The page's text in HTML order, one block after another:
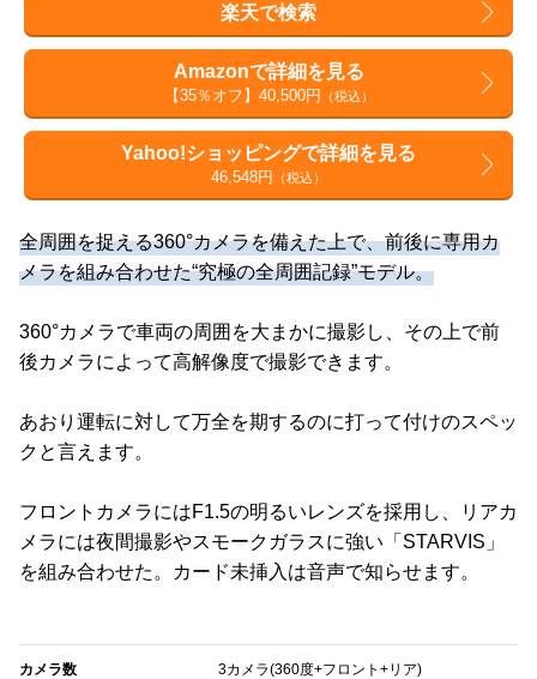
楽天で検索
Amazonで詳細を見る
【35％オフ】40,500円 （税込）
Yahoo!ショッピングで詳細を見る
46,548円 （税込）
全周囲を捉える360°カメラを備えた上で、前後に専用カ
メラを組み合わせた“究極の全周囲記録”モデル。
360°カメラで車両の周囲を大まかに撮影し、その上で前
後カメラによって高解像度で撮影できます。
あおり運転に対して万全を期するのに打って付けのスペッ
クと言えます。
フロントカメラにはF1.5の明るいレンズを採用し、リアカ
メラには夜間撮影やスモークガラスに強い「STARVIS」
を組み合わせた。カード未挿入は音声で知らせます。
カメラ数 3カメラ(360度+フロント+リア)